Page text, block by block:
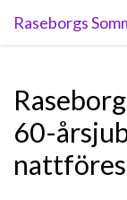
Raseborgs
60-